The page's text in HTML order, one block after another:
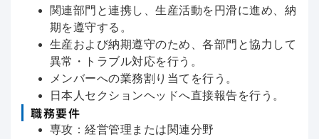
関連部門と連携し、生産活動を円滑に進め、納
期を遵守する。
生産および納期遵守のため、各部門と協力して
異常・トラブル対応を行う。
メンバーへの業務割り当てを行う。
日本人セクションヘッドへ直接報告を行う。
職務要件
専攻：経営管理または関連分野